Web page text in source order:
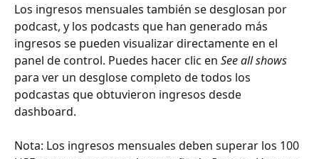
Los ingresos mensuales también se desglosan por
podcast, y los podcasts que han generado más
ingresos se pueden visualizar directamente en el
panel de control. Puedes hacer clic en See all shows
para ver un desglose completo de todos los
podcastas que obtuvieron ingresos desde
dashboard.
Nota: Los ingresos mensuales deben superar los 100